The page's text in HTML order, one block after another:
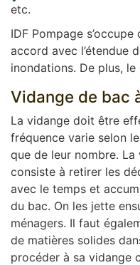
etc.
IDF Pompage
accord avec l’étendue
inondations. De plus,
Vidange de bac
La vidange doit être
fréquence varie selon
que de leur nombre.
consiste à retirer les
avec le temps et
du bac. On les jette
ménagers. Il faut
de matières solides
procéder à sa vidange